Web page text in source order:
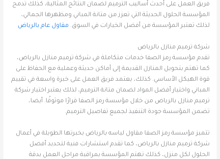
فريق العمل على أحدث أساليب الترميم لضمان النتائج المثالية، كذلك تدمج
المؤسسة الحلول الحديثة التي تعزز من متانة المباني ومظهرها الجمالي،
لذلك تعتبر المؤسسة من أفضل الخيارات في السوق. مقاول عام بالرياض
شركة ترميم منازل بالرياض
تقدم مؤسسة رمز الصفا خدمات متكاملة في شركة ترميم منازل بالرياض،
كما تهتم بتحويل المنازل القديمة إلى أماكن حديثة وعملية مع الحفاظ على
قوة الهيكل الأساسي. كذلك، يعتمد فريق العمل على خبرة واسعة في تقييم
المباني واختيار أفضل المواد لضمان متانة الترميم، لذلك يعتبر اختيار شركة
ترميم منازل بالرياض من خلال مؤسسة رمز الصفا قرارًا موثوقًا. أيضا،
تضمن المؤسسة جودة التنفيذ لجميع تفاصيل الترميم.
تتميز مؤسسة رمز الصفا مقاول لياسه بالرياض بخبرتها الطويلة في أعمال
شركة ترميم منازل بالرياض، كما تقدم استشارات فنية لتحديد أفضل
الحلول لكل منزل، كذلك تهتم المؤسسة بمراقبة مراحل العمل بدقة